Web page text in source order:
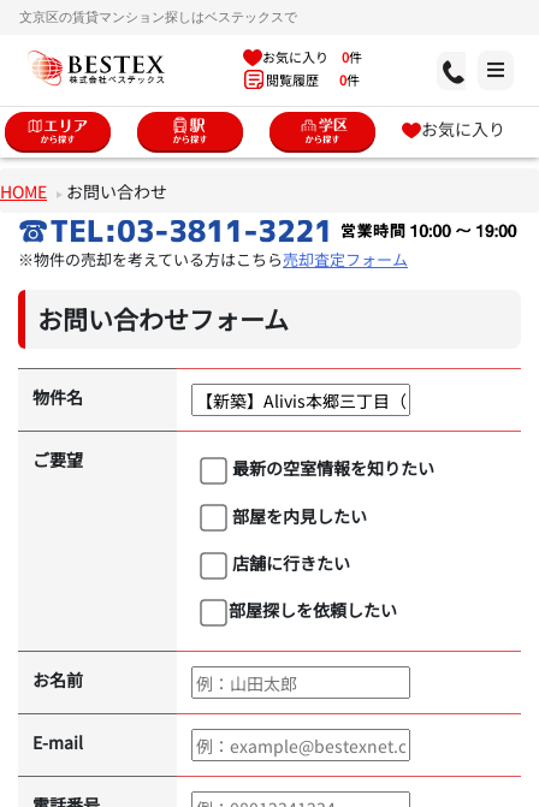
文京区の賃貸マンション探しはベステックスで
お気に入り 0件
閲覧履歴 0件
お気に入り
HOME お問い合わせ
※物件の売却を考えている方はこちら売却査定フォーム
お問い合わせフォーム
物件名
ご要望
最新の空室情報を知りたい
部屋を内見したい
店舗に行きたい
部屋探しを依頼したい
お名前
E-mail